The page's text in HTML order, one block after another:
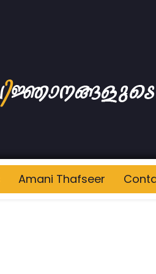
Amani Thafseer